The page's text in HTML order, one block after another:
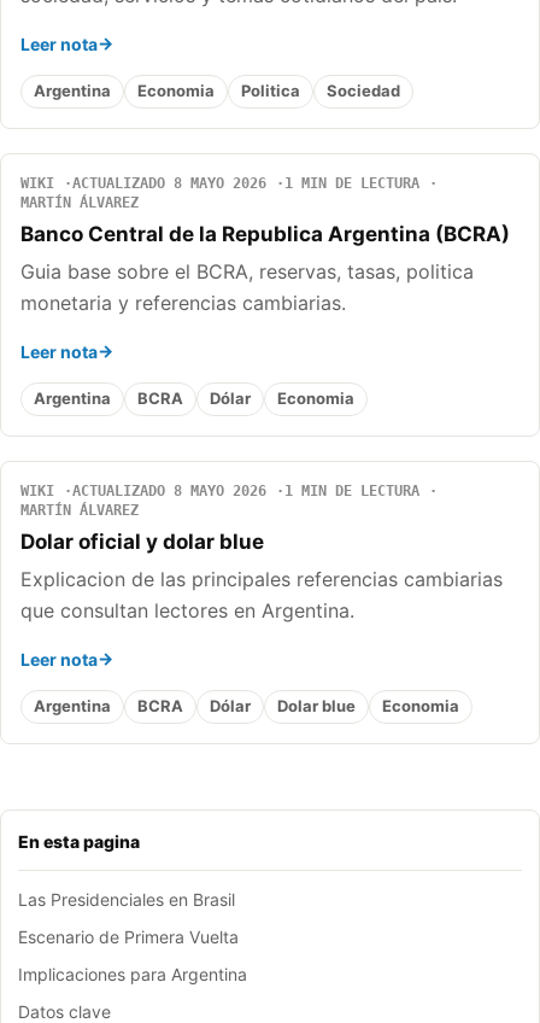
En esta pagina
Las Presidenciales en Brasil
Escenario de Primera Vuelta
Implicaciones para Argentina
Datos clave
Leer nota
Argentina Economia Politica Sociedad
WIKI ACTUALIZADO 8 MAYO 2026
1 MIN DE LECTURA
MARTÍN ÁLVAREZ
Banco Central de la Republica Argentina (BCRA)
Guia base sobre el BCRA, reservas, tasas, politica
monetaria y referencias cambiarias.
Leer nota
Argentina BCRA Dólar Economia
WIKI ACTUALIZADO 8 MAYO 2026
1 MIN DE LECTURA
MARTÍN ÁLVAREZ
Dolar oficial y dolar blue
Explicacion de las principales referencias cambiarias
que consultan lectores en Argentina.
Leer nota
Argentina BCRA Dólar Dolar blue Economia